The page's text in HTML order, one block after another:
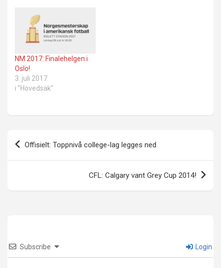
NM 2017: Finalehelgen i
Oslo!
3. juli 2017
i "Hovedsak"
Innleggsnavigasjon
Offisielt: Toppnivå college-lag legges ned
CFL: Calgary vant Grey Cup 2014!
Subscribe Login